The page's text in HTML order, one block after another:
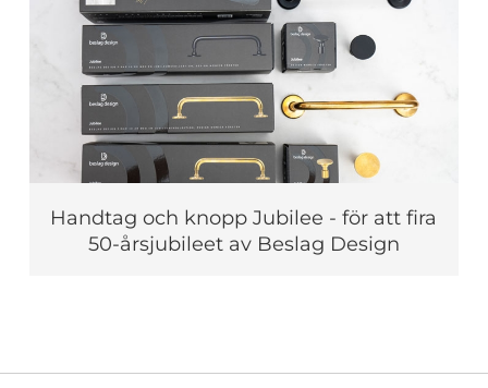
Handtag och knopp Jubilee - för att fira
50-årsjubileet av Beslag Design